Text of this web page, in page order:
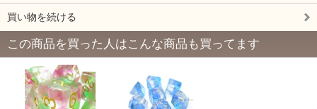
買い物を続ける
この商品を買った人はこんな商品も買ってます